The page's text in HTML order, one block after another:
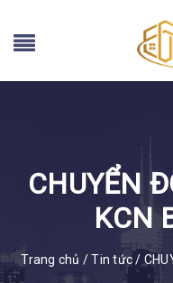
CHUYỂN
KCN
Trang chủ /Tin tức /